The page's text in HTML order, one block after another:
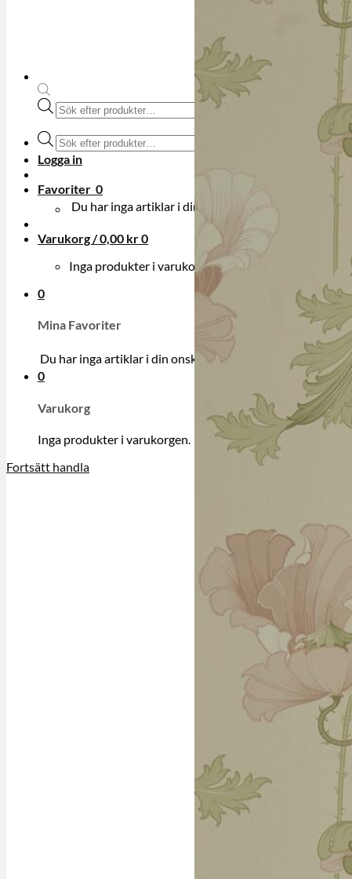
Produktsökning
Produktsökning
Logga in
Favoriter 0
Du har inga artiklar i din onskelista.
Varukorg /0,00 kr0
Inga produkter i varukorgen.
0
Mina Favoriter
Du har inga artiklar i din onskelista.
0
Varukorg
Inga produkter i varukorgen.
Fortsätt handla